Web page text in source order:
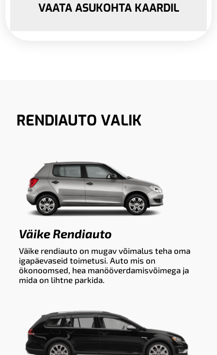
VAATA ASUKOHTA KAARDIL
RENDIAUTO VALIK
Väike Rendiauto
Väike rendiauto on mugav võimalus teha oma
igapäevaseid toimetusi. Auto mis on
ökonoomsed, hea manööverdamisvõimega ja
mida on lihtne parkida.